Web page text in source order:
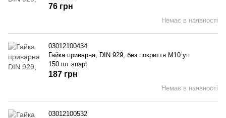
Немає в наявності
76 грн
03012100434
Гайка приварна, DIN 929, без покриття M10 уп
150 шт snapt
Немає в наявності
187 грн
03012100532